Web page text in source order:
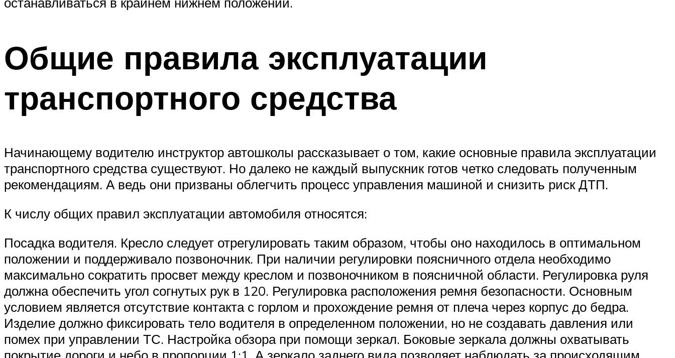
Общие правила эксплуатации
транспортного средства
Начинающему водителю инструктор автошколы рассказывает о том, какие основные правила эксплуатации
транспортного средства существуют. Но далеко не каждый выпускник готов четко следовать полученным
рекомендациям. А ведь они призваны облегчить процесс управления машиной и снизить риск ДТП.
К числу общих правил эксплуатации автомобиля относятся:
Посадка водителя. Кресло следует отрегулировать таким образом, чтобы оно находилось в оптимальном
положении и поддерживало позвоночник. При наличии регулировки поясничного отдела необходимо
максимально сократить просвет между креслом и позвоночником в поясничной области. Регулировка руля
должна обеспечить угол согнутых рук в 120. Регулировка расположения ремня безопасности. Основным
условием является отсутствие контакта с горлом и прохождение ремня от плеча через корпус до бедра.
Изделие должно фиксировать тело водителя в определенном положении, но не создавать давления или
помех при управлении ТС. Настройка обзора при помощи зеркал. Боковые зеркала должны охватывать
покрытие дороги и небо в пропорции 1:1. А зеркало заднего вида позволяет наблюдать за происходящим